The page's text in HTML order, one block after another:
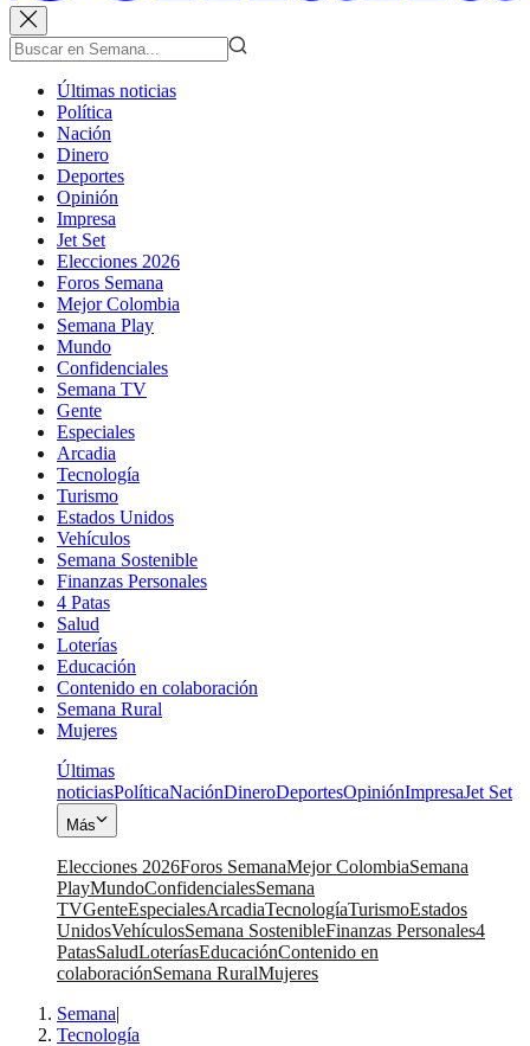
Últimas noticias
Política
Nación
Dinero
Deportes
Opinión
Impresa
Jet Set
Elecciones 2026
Foros Semana
Mejor Colombia
Semana Play
Mundo
Confidenciales
Semana TV
Gente
Especiales
Arcadia
Tecnología
Turismo
Estados Unidos
Vehículos
Semana Sostenible
Finanzas Personales
4 Patas
Salud
Loterías
Educación
Contenido en colaboración
Semana Rural
Mujeres
Últimas
noticiasPolíticaNaciónDineroDeportesOpiniónImpresaJet Set
Más
Elecciones 2026Foros SemanaMejor ColombiaSemana
PlayMundoConfidencialesSemana
TVGenteEspecialesArcadiaTecnologíaTurismoEstados
UnidosVehículosSemana SostenibleFinanzas Personales4
PatasSaludLoteríasEducaciónContenido en
colaboraciónSemana RuralMujeres
Semana|
Tecnología